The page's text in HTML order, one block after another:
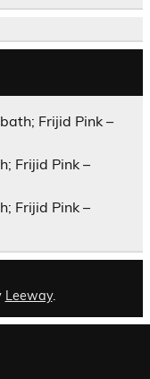
Frijid Pink –
Frijid Pink –
Frijid Pink –
Leeway.